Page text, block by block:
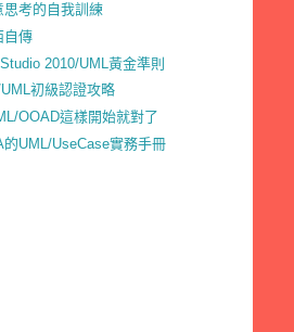
思考的自我訓練
自傳
2010/UML黃金準則
初級認證攻略
OOAD這樣開始就對了
UML/UseCase實務手冊